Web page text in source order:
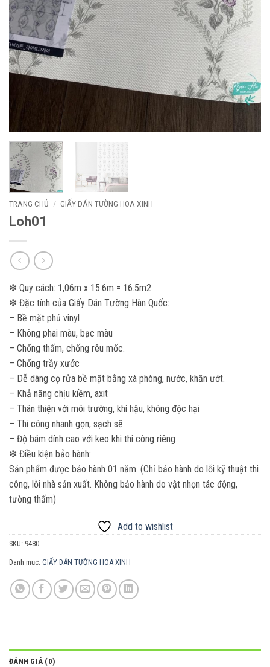
TRANG CHỦ / GIẤY DÁN TƯỜNG HOA XINH
Loh01
❇ Quy cách: 1,06m x 15.6m = 16.5m2
❇ Đặc tính của Giấy Dán Tường Hàn Quốc:
– Bề mặt phủ vinyl
– Không phai màu, bạc màu
– Chống thấm, chống rêu mốc.
– Chống trầy xước
– Dễ dàng cọ rửa bề mặt bằng xà phòng, nước, khăn ướt.
– Khả năng chịu kiềm, axit
– Thân thiện với môi trường, khí hậu, không độc hại
– Thi công nhanh gọn, sạch sẽ
– Độ bám dính cao với keo khi thi công riêng
❇ Điều kiện bảo hành:
Sản phẩm được bảo hành 01 năm. (Chỉ bảo hành do lỗi kỹ thuật thi
công, lỗi nhà sản xuất. Không bảo hành do vật nhọn tác động,
tường thấm)
Add to wishlist
SKU: 9480
Danh mục: GIẤY DÁN TƯỜNG HOA XINH
ĐÁNH GIÁ (0)